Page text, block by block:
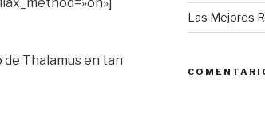
Thalamus en tan
Las Mejores